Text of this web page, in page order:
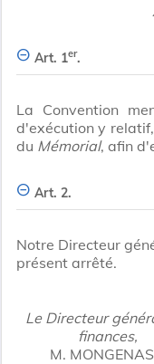
Art. 1er.
La Convention
d'exécution y
du Mémorial, afin
Art. 2.
Notre Directeur
présent arrêté.
Le Directeur
finances,
M.